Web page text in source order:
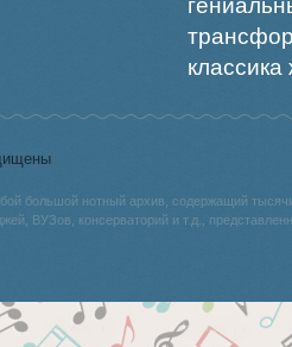
большой нотный архив, содержащий
ВУЗов, консерваторий и т.д.,